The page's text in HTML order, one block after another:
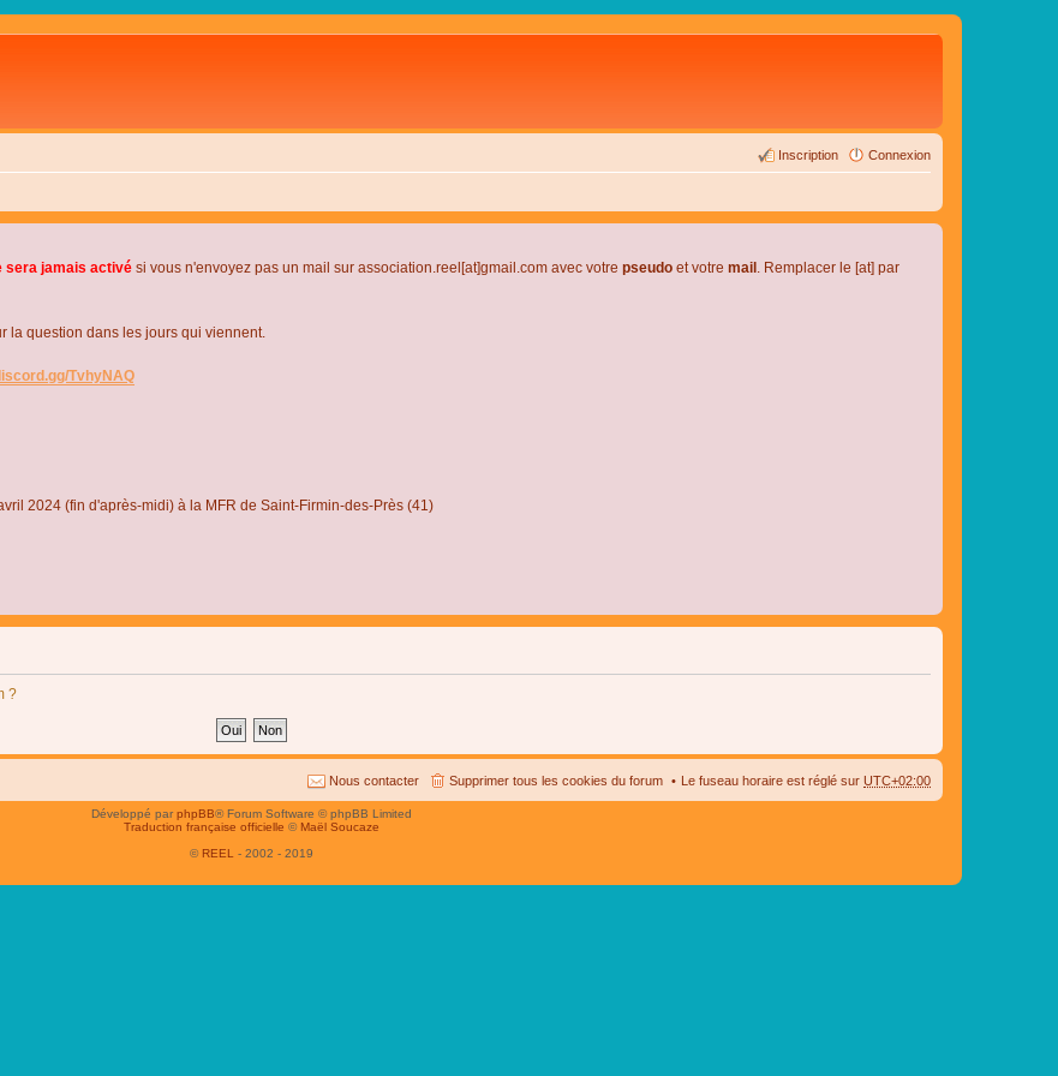
Connexion
Inscription
sera jamais activé si vous n'envoyez pas un mail sur association.reel[at]gmail.com avec votre pseudo et votre mail . Remplacer le [at] par
la question dans les jours qui viennent.
TvhyNAQ
2024 (fin d'après-midi) à la MFR de Saint-Firmin-des-Près (41)
?
Le fuseau horaire est réglé sur UTC+02:00
Supprimer tous les cookies du forum
Nous contacter
Développé parphpBB® Forum Software © phpBB Limited
Traduction française officielle © Maël Soucaze
© REEL - 2002 - 2019